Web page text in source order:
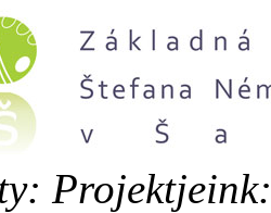
Projektjeink: